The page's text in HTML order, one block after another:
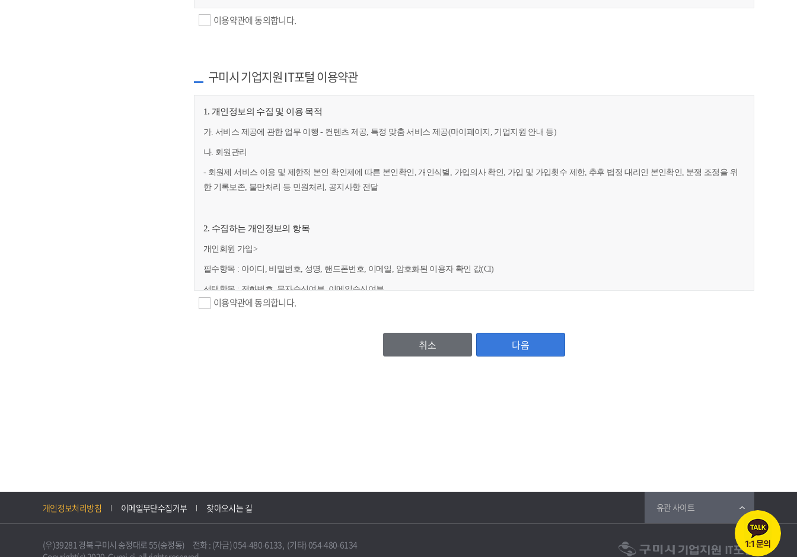
이용약관에 동의합니다.
구미시 기업지원 IT포털 이용약관
1. 개인정보의 수집 및 이용 목적
가. 서비스 제공에 관한 업무 이행 - 컨텐츠 제공, 특정 맞춤 서비스 제공(마이페이지, 기업지원 안내 등)
나. 회원관리
- 회원제 서비스 이용 및 제한적 본인 확인제에 따른 본인확인, 개인식별, 가입의사 확인, 가입 및 가입횟수 제한, 추후 법정 대리인 본인확인, 분쟁 조정을 위
한 기록보존, 불만처리 등 민원처리, 공지사항 전달
2. 수집하는 개인정보의 항목
개인회원 가입>
필수항목 : 아이디, 비밀번호, 성명, 핸드폰번호, 이메일, 암호화된 이용자 확인 값(CI)
선택항목 : 전화번호, 문자수신여부, 이메일수신여부
필수항목 : 사업자등록번호, (법인기업의 경우 법인등록번호), 기업명, 비밀번호, 대표자명, 주소, 사업자등록증, 담당자명, 담당자 직위, 담당자 휴대폰번호,
니다.
불필요하게 되었을 때에는 지체 없이 해당 개인정보를 파기합니다.
이용약관에 동의합니다.
취소 다음
개인정보처리방침 이메일무단수집거부 찾아오시는 길 유관 사이트
(우)39281 경북 구미시 송정대로 55(송정동) 전화 : (자금) 054-480-6133, (기타) 054-480-6134